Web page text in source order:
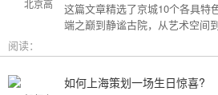
这篇文章精选了京城10个各具特
端之巅到静谧古院，从艺术空间
阅读：
如何上海策划一场生日惊喜?